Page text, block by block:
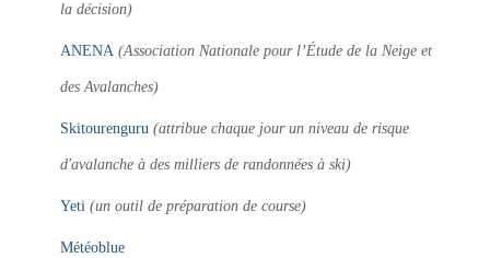
la décision)
ANENA (Association Nationale pour l’Étude de la Neige et
des Avalanches)
Skitourenguru (attribue chaque jour un niveau de risque
d'avalanche à des milliers de randonnées à ski)
Yeti (un outil de préparation de course)
Météoblue